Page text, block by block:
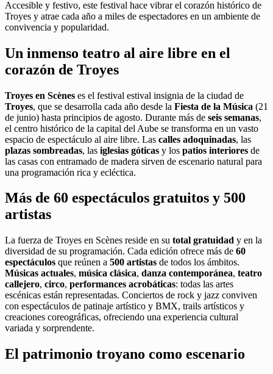
Accesible y festivo, este festival hace vibrar el corazón histórico de
Troyes y atrae cada año a miles de espectadores en un ambiente de
convivencia y popularidad.
Un inmenso teatro al aire libre en el
corazón de Troyes
Troyes en Scènes es el festival estival insignia de la ciudad de
Troyes, que se desarrolla cada año desde la Fiesta de la Música (21
de junio) hasta principios de agosto. Durante más de seis semanas,
el centro histórico de la capital del Aube se transforma en un vasto
espacio de espectáculo al aire libre. Las calles adoquinadas, las
plazas sombreadas, las iglesias góticas y los patios interiores de
las casas con entramado de madera sirven de escenario natural para
una programación rica y ecléctica.
Más de 60 espectáculos gratuitos y 500
artistas
La fuerza de Troyes en Scènes reside en su total gratuidad y en la
diversidad de su programación. Cada edición ofrece más de 60
espectáculos que reúnen a 500 artistas de todos los ámbitos.
Músicas actuales, música clásica, danza contemporánea, teatro
callejero, circo, performances acrobáticas: todas las artes
escénicas están representadas. Conciertos de rock y jazz conviven
con espectáculos de patinaje artístico y BMX, trails artísticos y
creaciones coreográficas, ofreciendo una experiencia cultural
variada y sorprendente.
El patrimonio troyano como escenario